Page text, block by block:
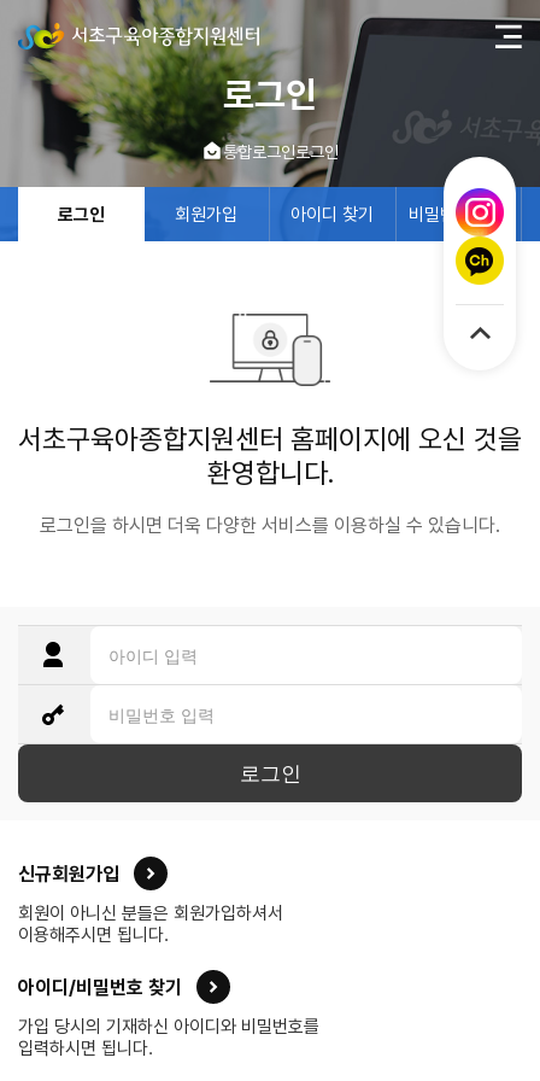
로그인
통합로그인로그인
로그인 회원가입 아이디 찾기 비밀번호 찾기
서초구육아종합지원센터 홈페이지에 오신 것을
환영합니다.
로그인을 하시면 더욱 다양한 서비스를 이용하실 수 있습니다.
로그인
신규회원가입
회원이 아니신 분들은 회원가입하셔서
이용해주시면 됩니다.
아이디/비밀번호 찾기
가입 당시의 기재하신 아이디와 비밀번호를
입력하시면 됩니다.